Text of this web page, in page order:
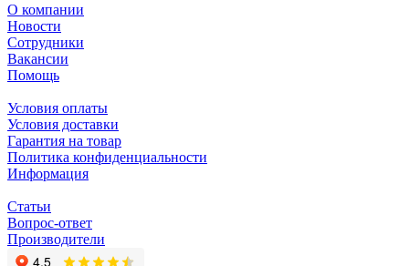
О компании
Новости
Сотрудники
Вакансии
Помощь
Условия оплаты
Условия доставки
Гарантия на товар
Политика конфиденциальности
Информация
Статьи
Вопрос-ответ
Производители